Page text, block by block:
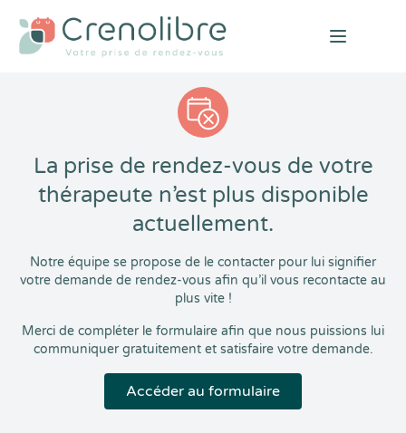
Open
La prise de rendez-vous de votre
thérapeute n’est plus disponible
actuellement.
Notre équipe se propose de le contacter pour lui signifier
votre demande de rendez-vous afin qu’il vous recontacte au
plus vite !
Merci de compléter le formulaire afin que nous puissions lui
communiquer gratuitement et satisfaire votre demande.
Accéder au formulaire